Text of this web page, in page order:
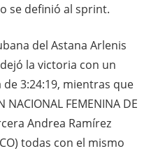
se definió al sprint.
del Astana Arlenis
la victoria con un
3:24:19, mientras que
NACIONAL FEMENINA DE
Andrea Ramírez
todas con el mismo